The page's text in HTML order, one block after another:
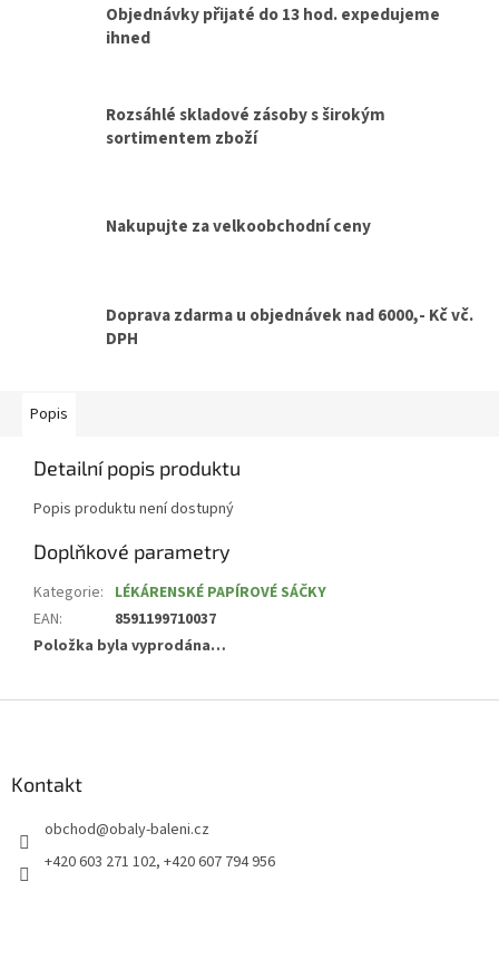
Objednávky přijaté do 13 hod. expedujeme
ihned
Rozsáhlé skladové zásoby s širokým
sortimentem zboží
Nakupujte za velkoobchodní ceny
Doprava zdarma u objednávek nad 6000,- Kč vč.
DPH
Popis
Detailní popis produktu
Popis produktu není dostupný
Doplňkové parametry
Kategorie: LÉKÁRENSKÉ PAPÍROVÉ SÁČKY
EAN:
8591199710037
Položka byla vyprodána…
Kontakt
obchod@obaly-baleni.cz
+420 603 271 102, +420 607 794 956